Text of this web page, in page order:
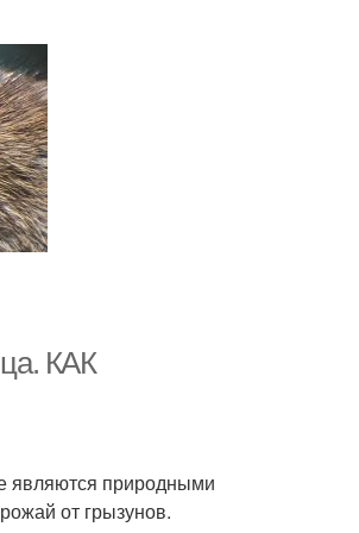
КАК
являются природными
от грызунов.